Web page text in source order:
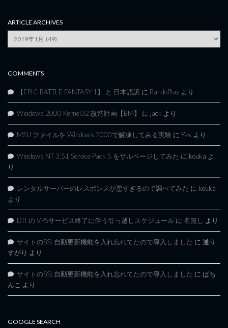
ARTICLE ARCHIVES
Archives
COMMENTS
【EPIC BATTLE FANTASY 1】 と 日本語訳 に RandoPlay より
Windows 2000 Kernel32 改造計画【BM】 に jack より
MSU ファイルを Windows 2000で解凍してみる実験 に Yas より
Windows NT 3.51 Service Pack 5 をサルベージしてみた に kouka よ
り
レンタルサーバーのレスポンスが悪すぎるので調べてみた に kouka
より
DTI の VPSサービス終了に伴う引っ越しスケジュール に 名無し より
サイトのSSL自動更新機能を入れ忘れてたので導入しました に 通り
すがり より
サイトのSSL自動更新機能を入れ忘れてたので導入しました に ぱち
んこ より
GOOGLE SEARCH